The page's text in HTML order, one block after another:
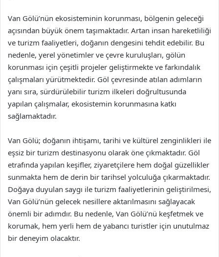
Van Gölü’nün ekosisteminin korunması, bölgenin geleceği
açısından büyük önem taşımaktadır. Artan insan hareketliliği
ve turizm faaliyetleri, doğanın dengesini tehdit edebilir. Bu
nedenle, yerel yönetimler ve çevre kuruluşları, gölün
korunması için çeşitli projeler geliştirmekte ve farkındalık
çalışmaları yürütmektedir. Göl çevresinde atılan adımların
yanı sıra, sürdürülebilir turizm ilkeleri doğrultusunda
yapılan çalışmalar, ekosistemin korunmasına katkı
sağlamaktadır.
Van Gölü; doğanın ihtişamı, tarihi ve kültürel zenginlikleri ile
eşsiz bir turizm destinasyonu olarak öne çıkmaktadır. Göl
etrafında yapılan keşifler, ziyaretçilere hem doğal güzellikler
sunmakta hem de derin bir tarihsel yolculuğa çıkarmaktadır.
Doğaya duyulan saygı ile turizm faaliyetlerinin geliştirilmesi,
Van Gölü’nün gelecek nesillere aktarılmasını sağlayacak
önemli bir adımdır. Bu nedenle, Van Gölü’nü keşfetmek ve
korumak, hem yerli hem de yabancı turistler için unutulmaz
bir deneyim olacaktır.